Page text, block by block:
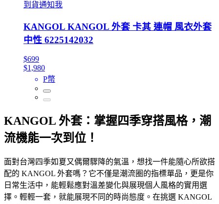
到貨通知我
KANGOL KANGOL 外套 卡其 連帽 風衣外套
中性 6225142032
$699
$1,980
P幣
KANGOL 外套：掌握四季穿搭風格，潮
流機能一次到位！
面對台灣四季如夏又偶爾驟降的氣溫，想找一件能隨心所欲搭
配的 KANGOL 外套嗎？它不僅是潮流圈的指標單品，更是你
日常生活中，能輕鬆應對溫差變化與展現個人風格的實用選
擇。輕輕一套，就能展現不同的時尚態度。在挑選 KANGOL